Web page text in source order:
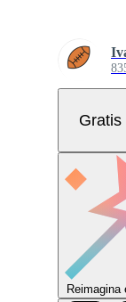
Gratis
Reimagina